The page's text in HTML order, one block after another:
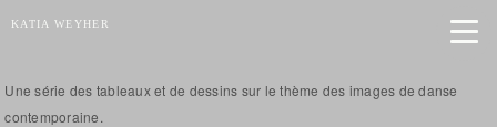
KATIA WEYHER
Une série des tableaux et de dessins sur le thème des images de danse
contemporaine.